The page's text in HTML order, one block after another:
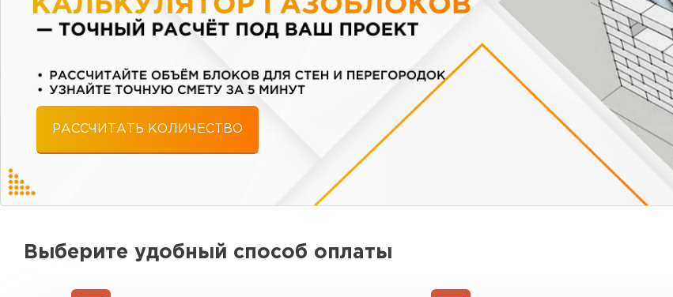
РАССЧИТАТЬ КОЛИЧЕСТВО
Выберите удобный способ оплаты